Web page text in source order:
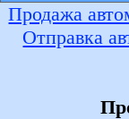
Продажа
Отправка